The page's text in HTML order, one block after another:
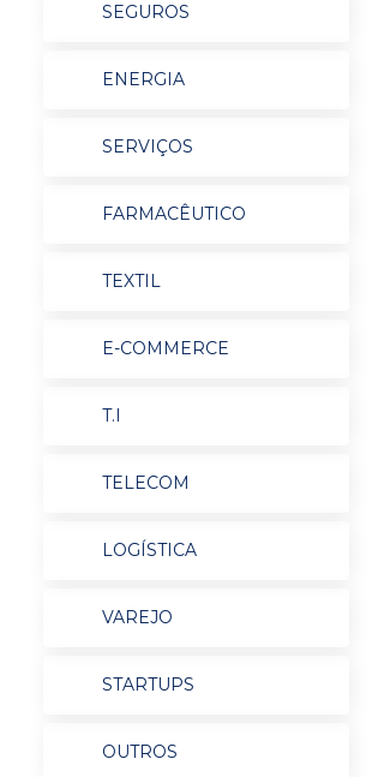
SEGUROS
ENERGIA
SERVIÇOS
FARMACÊUTICO
TEXTIL
E-COMMERCE
T.I
TELECOM
LOGÍSTICA
VAREJO
STARTUPS
OUTROS